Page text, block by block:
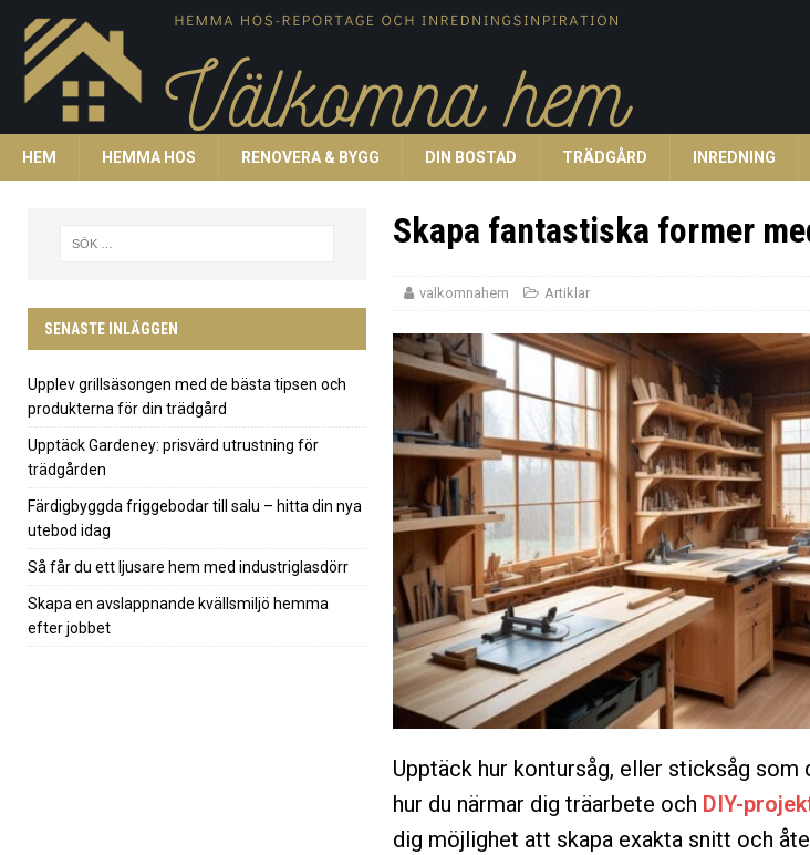
HEM HEMMA HOS RENOVERA & BYGG DIN BOSTAD TRÄDGÅRD INREDNING
Skapa fantastiska former
valkomnahem Artiklar
Upptäck hur kontursåg, eller sticksåg som
hur du närmar dig träarbete och DIY-
dig möjlighet att skapa exakta snitt och
SENASTE INLÄGGEN
Upplev grillsäsongen med de bästa tipsen och
produkterna för din trädgård
Upptäck Gardeney: prisvärd utrustning för
trädgården
Färdigbyggda friggebodar till salu – hitta din nya
utebod idag
Så får du ett ljusare hem med industriglasdörr
Skapa en avslappnande kvällsmiljö hemma
efter jobbet